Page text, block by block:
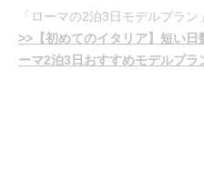
「ローマの2泊3日モデルプラン
>>【初めてのイタリア】短い
ーマ2泊3日おすすめモデルプラ